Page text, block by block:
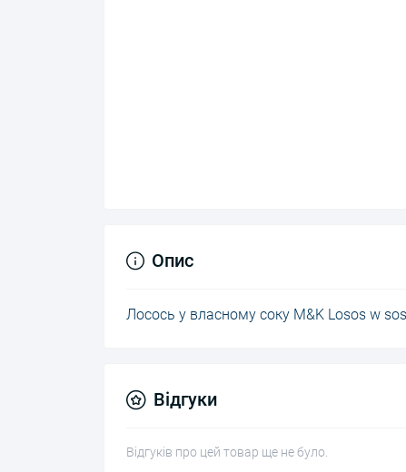
Опис
Лосось у власному соку M&K Losos w
Відгуки
Відгуків про цей товар ще не було.